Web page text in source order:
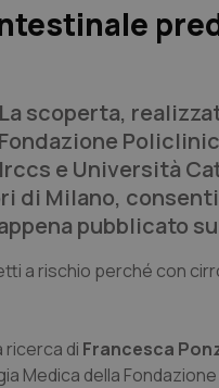
La scoperta,
Fondazione
Irccs e Università
di Milano,
pubblicato
a rischio perché con
ricerca di Francesca
Medica della